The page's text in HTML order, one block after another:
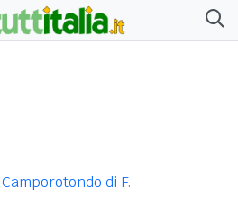
Camporotondo di F.